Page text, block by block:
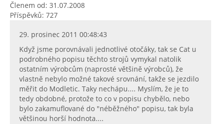
Členem od: 31.07.2008
Příspěvků: 727
29. prosinec 2011 00:48:43
Když jsme porovnávali jednotlivé otočáky, tak se Cat u
podrobného popisu těchto strojů vymykal natolik
ostatním výrobcům (naprosté většině výrobců), že
vlastně nebylo možné takové srovnání, takže se jezdilo
měřit do Modletic. Taky nechápu.... Myslím, že je to
tedy obdobné, protože to co v popisu chybělo, nebo
bylo zakamuflované do "néběžného" popisu, tak byla
většinou horší hodnota....